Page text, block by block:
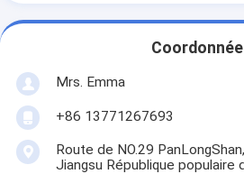
Mrs. Emma
+86 13771267693
Route de NO.29
Jiangsu République populaire